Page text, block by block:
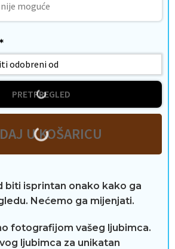
*
PRETPREGLED
U KOŠARICU
biti isprintan onako kako ga
Nećemo ga mijenjati.
fotografijom vašeg ljubimca.
ljubimca za unikatan